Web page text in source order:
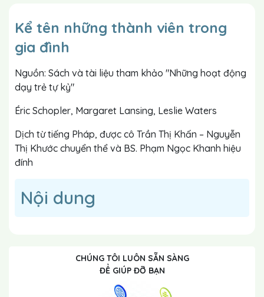
Kể tên những thành viên trong
gia đình
Nguồn: Sách và tài liệu tham khảo "Những hoạt động
dạy trẻ tự kỷ"
Éric Schopler, Margaret Lansing, Leslie Waters
Dịch từ tiếng Pháp, được cô Trần Thị Khấn – Nguyễn
Thị Khước chuyển thể và BS. Phạm Ngọc Khanh hiệu
đính
Nội dung
CHÚNG TÔI LUÔN SẴN SÀNG
ĐỂ GIÚP ĐỠ BẠN